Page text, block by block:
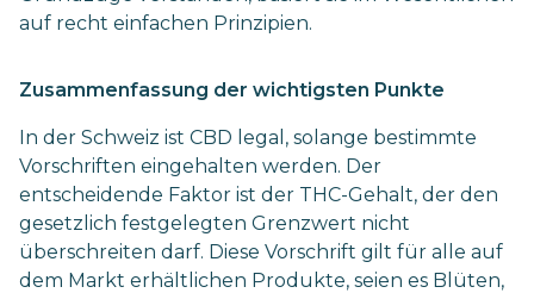
auf recht einfachen Prinzipien.
Zusammenfassung der wichtigsten Punkte
In der Schweiz ist CBD legal, solange bestimmte
Vorschriften eingehalten werden. Der
entscheidende Faktor ist der THC-Gehalt, der den
gesetzlich festgelegten Grenzwert nicht
überschreiten darf. Diese Vorschrift gilt für alle auf
dem Markt erhältlichen Produkte, seien es Blüten,